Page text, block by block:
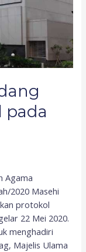
pada
Agama
2020 Masehi
protokol
22 Mei 2020.
menghadiri
Majelis Ulama